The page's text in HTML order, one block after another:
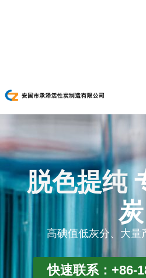
脱色提纯
炭
高碘值低灰分、大量
快速联系：+86-